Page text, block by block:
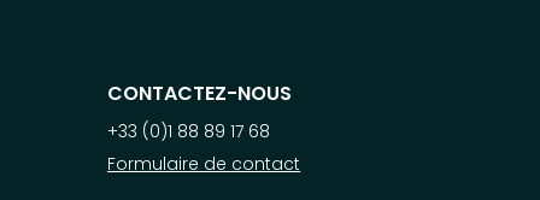
CONTACTEZ-NOUS
+33 (0)1 88 89 17 68
Formulaire de contact